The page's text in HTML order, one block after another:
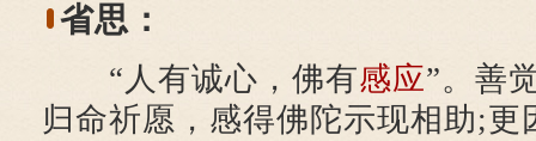
省思：
“人有诚心，佛有感应”。善
归命祈愿，感得佛陀示现相助;更